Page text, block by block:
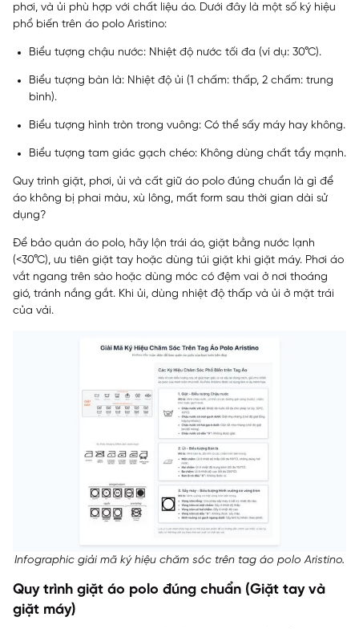
phơi, và ủi phù hợp với chất liệu áo. Dưới đây là một số ký hiệu
phổ biến trên áo polo Aristino:
Biểu tượng chậu nước: Nhiệt độ nước tối đa (ví dụ: 30°C).
Biểu tượng bàn là: Nhiệt độ ủi (1 chấm: thấp, 2 chấm: trung
bình).
Biểu tượng hình tròn trong vuông: Có thể sấy máy hay không.
Biểu tượng tam giác gạch chéo: Không dùng chất tẩy mạnh.
Quy trình giặt, phơi, ủi và cất giữ áo polo đúng chuẩn là gì để
áo không bị phai màu, xù lông, mất form sau thời gian dài sử
dụng?
Để bảo quản áo polo, hãy lộn trái áo, giặt bằng nước lạnh
(<30°C), ưu tiên giặt tay hoặc dùng túi giặt khi giặt máy. Phơi áo
vắt ngang trên sào hoặc dùng móc có đệm vai ở nơi thoáng
gió, tránh nắng gắt. Khi ủi, dùng nhiệt độ thấp và ủi ở mặt trái
của vải.
Infographic giải mã ký hiệu chăm sóc trên tag áo polo Aristino.
Quy trình giặt áo polo đúng chuẩn (Giặt tay và
giặt máy)